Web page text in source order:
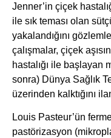
Jenner’in çiçek
ile sık teması olan
yakalandığını
çalışmalar, çiçek
hastalığı ile başlayan
sonra) Dünya Sağlık
üzerinden kalktığını
Louis Pasteur’ün
pastörizasyon